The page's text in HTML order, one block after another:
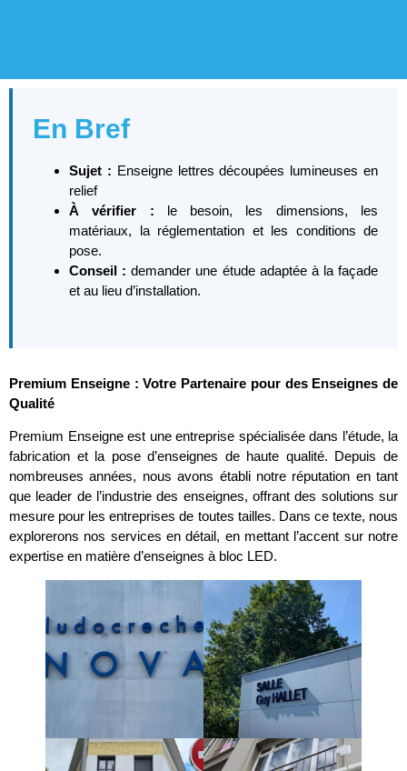
En Bref
Sujet : Enseigne lettres découpées lumineuses en
relief
À vérifier : le besoin, les dimensions, les
matériaux, la réglementation et les conditions de
pose.
Conseil : demander une étude adaptée à la façade
et au lieu d’installation.
Premium Enseigne : Votre Partenaire pour des Enseignes de
Qualité
Premium Enseigne est une entreprise spécialisée dans l’étude, la
fabrication et la pose d’enseignes de haute qualité. Depuis de
nombreuses années, nous avons établi notre réputation en tant
que leader de l’industrie des enseignes, offrant des solutions sur
mesure pour les entreprises de toutes tailles. Dans ce texte, nous
explorerons nos services en détail, en mettant l’accent sur notre
expertise en matière d’enseignes à bloc LED.